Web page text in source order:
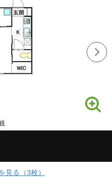
見る（3枚）